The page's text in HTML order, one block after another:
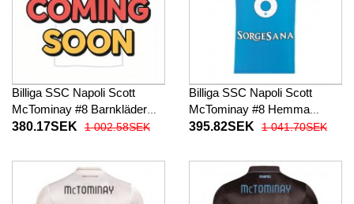
Billiga SSC Napoli Scott
McTominay #8 Barnkläder
Tredje fotbollskläder till baby
byxor)
380.17SEK 1 002.58SEK
Billiga SSC Napoli Scott
McTominay #8 Hemma
fotbollskläder 2025-26
395.82SEK 1 041.70SEK